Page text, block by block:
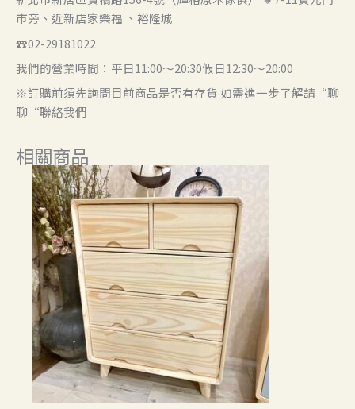
市旁、近新店家樂福 、裕隆城
☎️02-29181022
我們的營業時間：平日11:00～20:30假日12:30～20:00
※訂購前須先詢問目前商品是否有存貨 如需進一步了解請“聊
聊“聯絡我們
相關商品